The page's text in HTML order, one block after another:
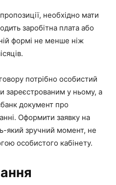
необхідно мати
заробітна плата або
формі не менше ніж
потрібно особистий
зареєстрованим у ньому, а
документ про
Оформити заявку на
який зручний момент, не
особистого кабінету.